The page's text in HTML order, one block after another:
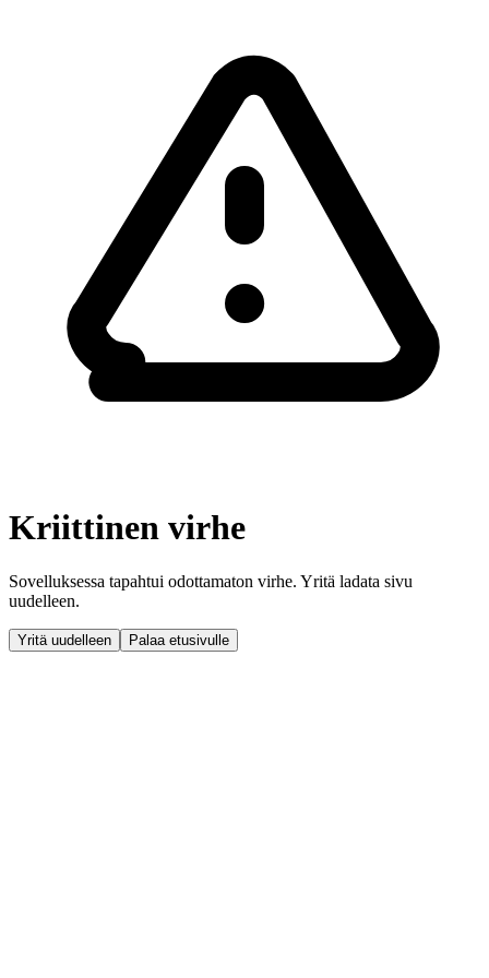
Kriittinen virhe
Sovelluksessa tapahtui odottamaton virhe. Yritä ladata sivu
uudelleen.
Yritä uudelleen Palaa etusivulle